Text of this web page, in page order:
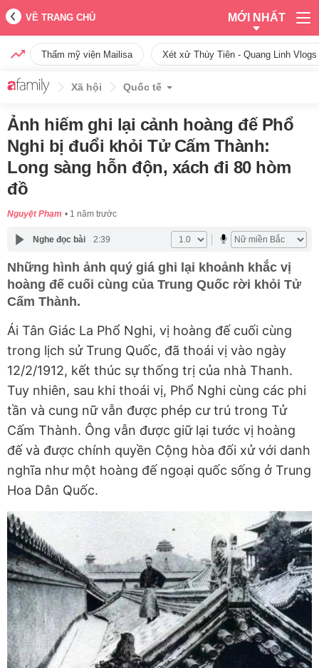
VỀ TRANG CHỦ MỚI NHẤT
Thẩm mỹ viện Mailisa Xét xử Thùy Tiên - Quang Linh
Xã hội Quốc tế
Ảnh hiếm ghi lại cảnh hoàng đế Phổ
Nghi bị đuổi khỏi Tử Cấm Thành:
Long sàng hỗn độn, xách đi 80 hòm
đồ
Nguyệt Phạm 1 năm trước
Nghe đọc bài 2:39
Những hình ảnh quý giá ghi lại khoảnh khắc vị
hoàng đế cuối cùng của Trung Quốc rời khỏi Tử
Cấm Thành.
Ái Tân Giác La Phổ Nghi, vị hoàng đế cuối cùng
trong lịch sử Trung Quốc, đã thoái vị vào ngày
12/2/1912, kết thúc sự thống trị của nhà Thanh.
Tuy nhiên, sau khi thoái vị, Phổ Nghi cùng các phi
tần và cung nữ vẫn được phép cư trú trong Tử
Cấm Thành. Ông vẫn được giữ lại tước vị hoàng
đế và được chính quyền Cộng hòa đối xử với danh
nghĩa như một hoàng đế ngoại quốc sống ở Trung
Hoa Dân Quốc.